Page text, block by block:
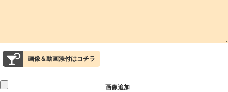
画像＆動画添付はコチラ
画像追加